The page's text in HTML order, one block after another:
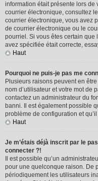
information était présente lors de
courrier électronique, consultez
courrier électronique, vous avez
de courrier électronique ou le
pourriel. Si vous êtes certain que
avez spécifiée était correcte,
Haut
Pourquoi ne puis-je pas me
Plusieurs raisons peuvent en
nom d’utilisateur et votre mot de
contactez un administrateur du
banni. Il est également possible
problème de configuration et
Haut
Je m’étais déjà inscrit par le
connecter ?!
Il est possible qu’un
pour une quelconque raison. De
périodiquement les utilisateurs